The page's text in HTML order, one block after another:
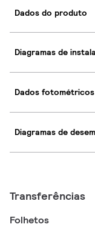
Dados do produto
Diagramas de
Dados fotométricos
Diagramas de
Transferências
Folhetos